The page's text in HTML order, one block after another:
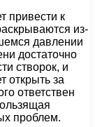
привести к
из-
давлении
достаточно
створок, и
открыть за
ответствен
проблем.